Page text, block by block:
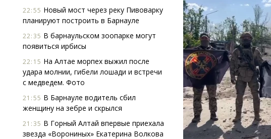
22:55 Новый мост через реку Пивоварку
планируют построить в Барнауле
22:35 В барнаульском зоопарке могут
появиться ирбисы
22:15 На Алтае морпех выжил после
удара молнии, гибели лошади и встречи
с медведем. Фото
21:55 В Барнауле водитель сбил
женщину на зебре и скрылся
21:35 В Горный Алтай впервые приехала
звезда «Ворониных» Екатерина Волкова